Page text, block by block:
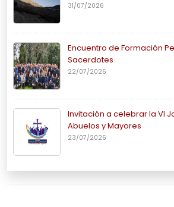
31/07/2026
Encuentro de Formación
Sacerdotes
22/07/2026
Invitación a celebrar la VI
Abuelos y Mayores
23/07/2026